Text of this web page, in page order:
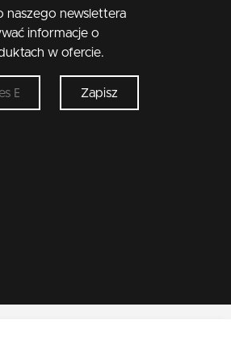
naszego newslettera
informacje o
w ofercie.
Zapisz